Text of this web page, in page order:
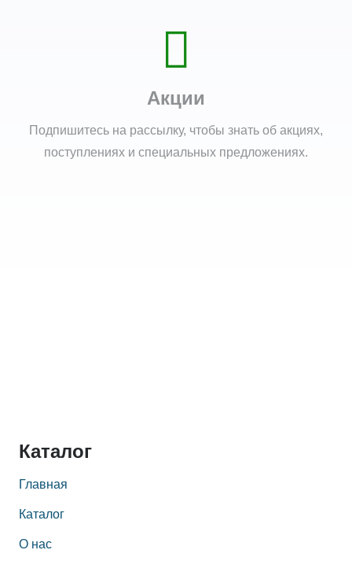
Акции
Подпишитесь на рассылку, чтобы знать об акциях,
поступлениях и специальных предложениях.
Каталог
Главная
Каталог
О нас